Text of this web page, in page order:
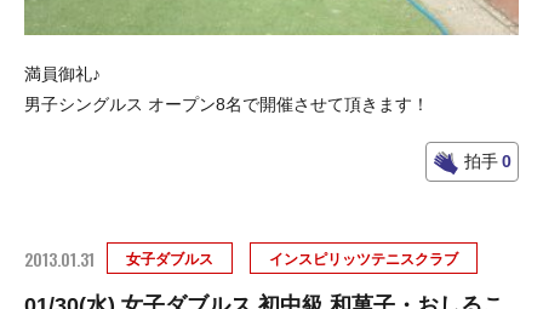
満員御礼♪
男子シングルス オープン8名で開催させて頂きます！
拍手0
2013.01.31 女子ダブルス インスピリッツテニスクラブ